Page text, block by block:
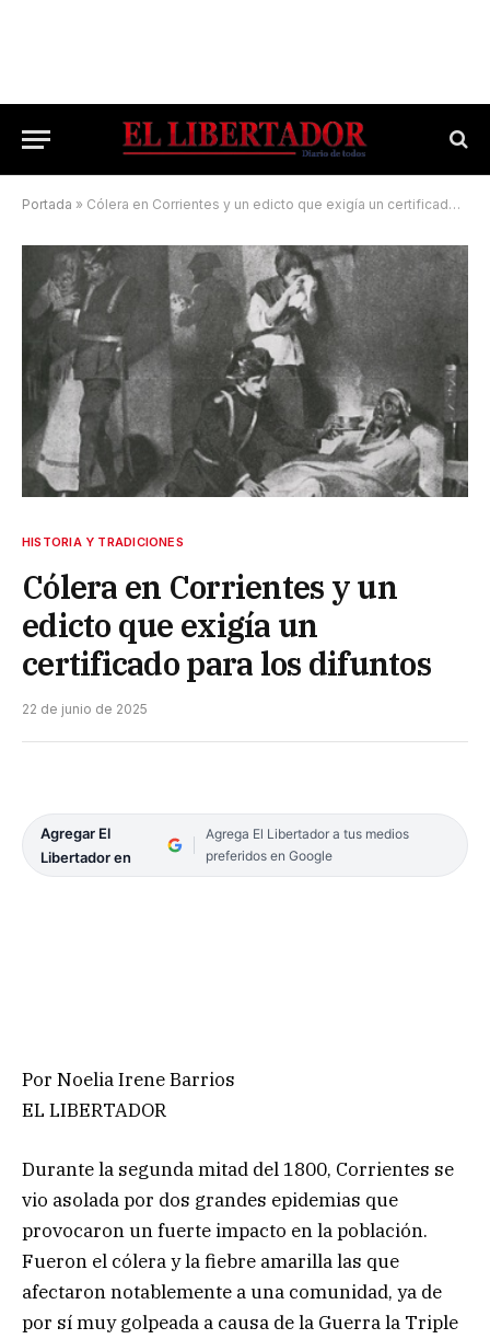
Portada » Cólera en Corrientes y un edicto que exigía un certificado para los difuntos
HISTORIA Y TRADICIONES
Cólera en Corrientes y un
edicto que exigía un
certificado para los difuntos
22 de junio de 2025
Agregar El
Libertador en
Agrega El Libertador a tus medios
preferidos en Google
Por Noelia Irene Barrios
EL LIBERTADOR
Durante la segunda mitad del 1800, Corrientes se
vio asolada por dos grandes epidemias que
provocaron un fuerte impacto en la población.
Fueron el cólera y la fiebre amarilla las que
afectaron notablemente a una comunidad, ya de
por sí muy golpeada a causa de la Guerra la Triple